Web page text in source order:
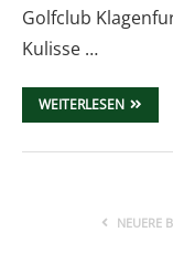
Golfclub
Kulisse …
WEITERLESEN
NEUERE